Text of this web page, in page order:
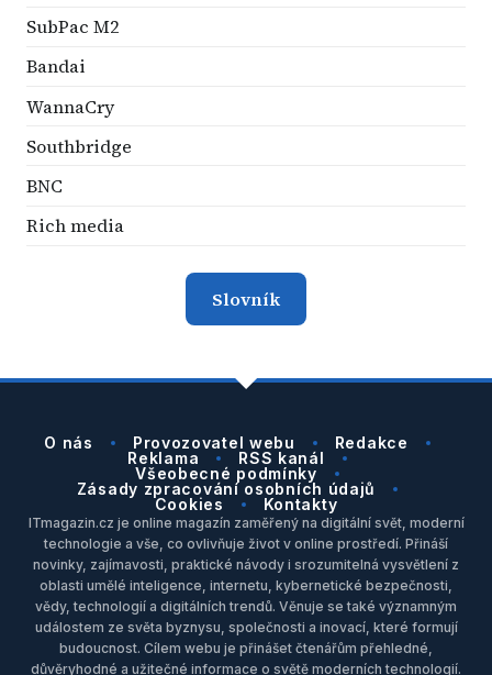
SubPac M2
Bandai
WannaCry
Southbridge
BNC
Rich media
Slovník
O nás Provozovatel webu
Redakce
Reklama
RSS kanál
Všeobecné podmínky
Zásady zpracování osobních údajů
Cookies
Kontakty
ITmagazin.cz je online magazín zaměřený na digitální svět, moderní
technologie a vše, co ovlivňuje život v online prostředí. Přináší
novinky, zajímavosti, praktické návody i srozumitelná vysvětlení z
oblasti umělé inteligence, internetu, kybernetické bezpečnosti,
vědy, technologií a digitálních trendů. Věnuje se také významným
událostem ze světa byznysu, společnosti a inovací, které formují
budoucnost. Cílem webu je přinášet čtenářům přehledné,
důvěryhodné a užitečné informace o světě moderních technologií.